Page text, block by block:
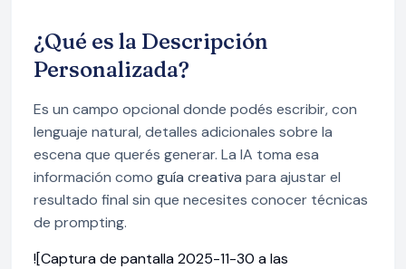
¿Qué es la Descripción
Personalizada?
Es un campo opcional donde podés escribir, con
lenguaje natural, detalles adicionales sobre la
escena que querés generar. La IA toma esa
información como guía creativa para ajustar el
resultado final sin que necesites conocer técnicas
de prompting.
![Captura de pantalla 2025-11-30 a las